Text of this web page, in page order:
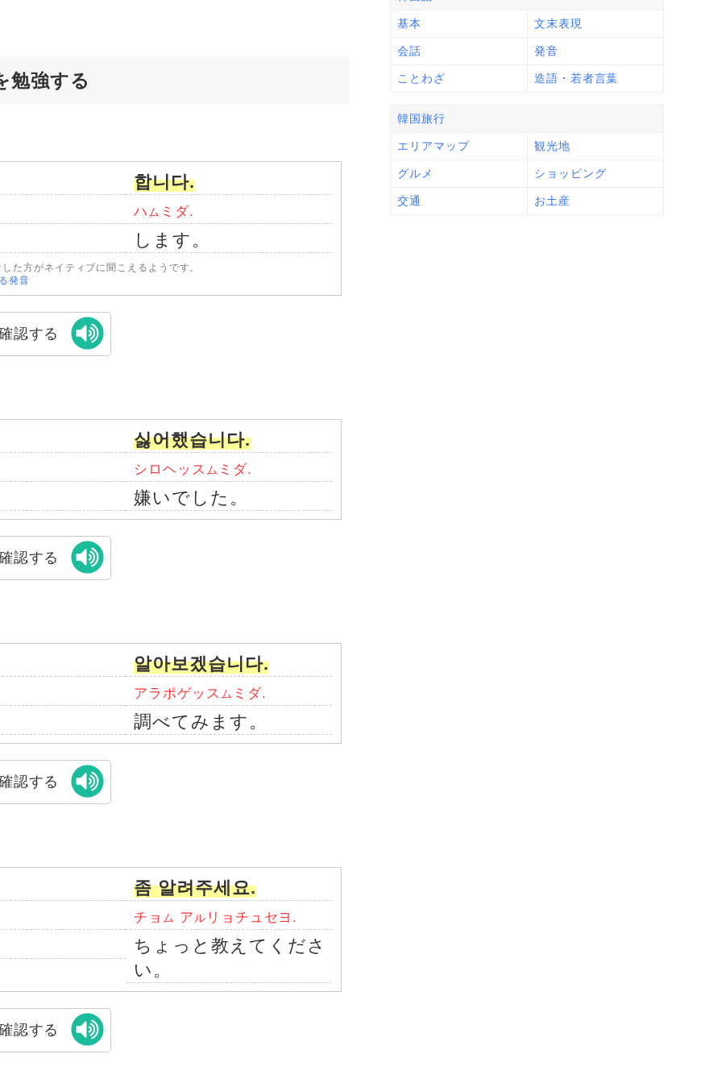
勉強する
합니다.
ハ ム ミダ.
します。
た方がネイティブに聞こえるようです。
発音
認する
싫어했습니다.
シロヘッス ム ミダ.
嫌いでした。
認する
알아보겠습니다.
アラポゲッス ム ミダ.
調べてみます。
認する
좀 알려주세요.
チョ ム ア ル リョチュセヨ.
ちょっと教えてくださ
い。
認する
基本 文末表現
会話 発音
ことわざ 造語・若者言葉
韓国旅行
エリアマップ 観光地
グルメ ショッピング
交通 お土産